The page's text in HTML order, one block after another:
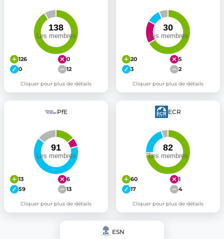
126
0
0
12
Cliquer pour plus de détails
20
5
3
2
Cliquer pour plus de détails
PfE
13
6
59
13
Cliquer pour plus de détails
ECR
60
1
17
4
Cliquer pour plus de détails
ESN